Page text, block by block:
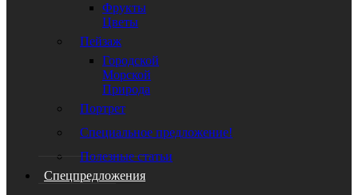
Фрукты
Цветы
Пейзаж
Городской
Морской
Природа
Портрет
Специальное предложение!
Полезные статьи
Спецпредложения